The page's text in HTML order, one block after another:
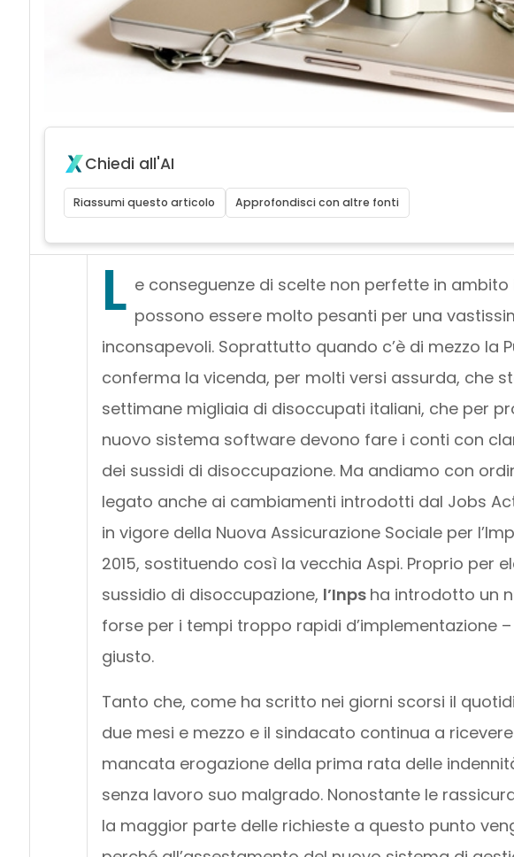
Chiedi all'AI
Riassumi questo articolo Approfondisci con altre fonti
L e conseguenze di scelte non perfette in
possono essere molto pesanti per una
inconsapevoli. Soprattutto quando c’è di mezzo la
conferma la vicenda, per molti versi assurda, che
settimane migliaia di disoccupati italiani, che per
nuovo sistema software devono fare i conti con
dei sussidi di disoccupazione. Ma andiamo con
legato anche ai cambiamenti introdotti dal Jobs
in vigore della Nuova Assicurazione Sociale per
2015, sostituendo così la vecchia Aspi. Proprio per
sussidio di disoccupazione, l’Inps ha introdotto un
forse per i tempi troppo rapidi d’implementazione
giusto.
Tanto che, come ha scritto nei giorni scorsi il
due mesi e mezzo e il sindacato continua a
mancata erogazione della prima rata delle
senza lavoro suo malgrado. Nonostante le
la maggior parte delle richieste a questo punto